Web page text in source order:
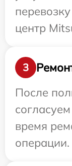
центр
3
После
время
операции.